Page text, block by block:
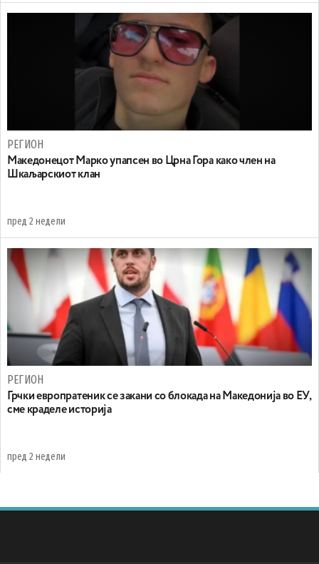
РЕГИОН
Maкедонецот Марко упапсен во Црна Гора како член на
Шкаљарскиот клан
пред 2 недели
РЕГИОН
Грчки европратеник се закани со блокада на Македонија во ЕУ,
сме краделе историја
пред 2 недели